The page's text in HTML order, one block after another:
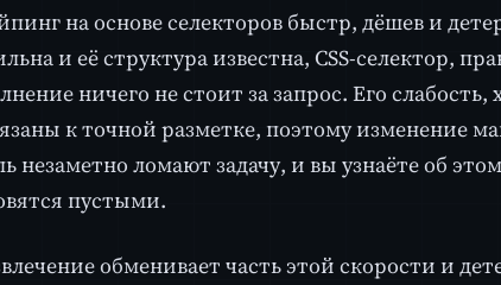
на основе селекторов быстр, дёшев и
и её структура известна, CSS-селектор,
ничего не стоит за запрос. Его слабость,
к точной разметке, поэтому изменение
незаметно ломают задачу, и вы узнаёте об
пустыми.
обменивает часть этой скорости и